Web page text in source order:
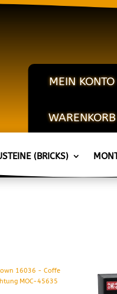
MEIN KONTO
WARENKORB
KASSE
(BRICKS)